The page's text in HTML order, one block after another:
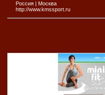
Россия
Москва
http://www.kmssport.ru